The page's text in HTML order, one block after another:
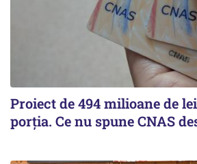
Proiect de 494 milioane de
porția. Ce nu spune CNAS